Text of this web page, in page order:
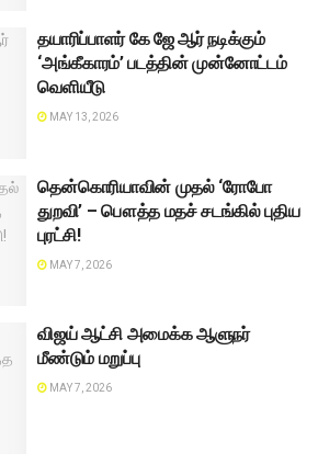
தயாரிப்பாளர் கே ஜே ஆர் நடிக்கும்
‘அங்கீகாரம்’ படத்தின் முன்னோட்டம்
வெளியீடு
MAY 13, 2026
தென்கொரியாவின் முதல் ‘ரோபோ
துறவி’ – பௌத்த மதச் சடங்கில் புதிய
புரட்சி!
MAY 7, 2026
விஜய் ஆட்சி அமைக்க ஆளுநர்
மீண்டும் மறுப்பு
MAY 7, 2026